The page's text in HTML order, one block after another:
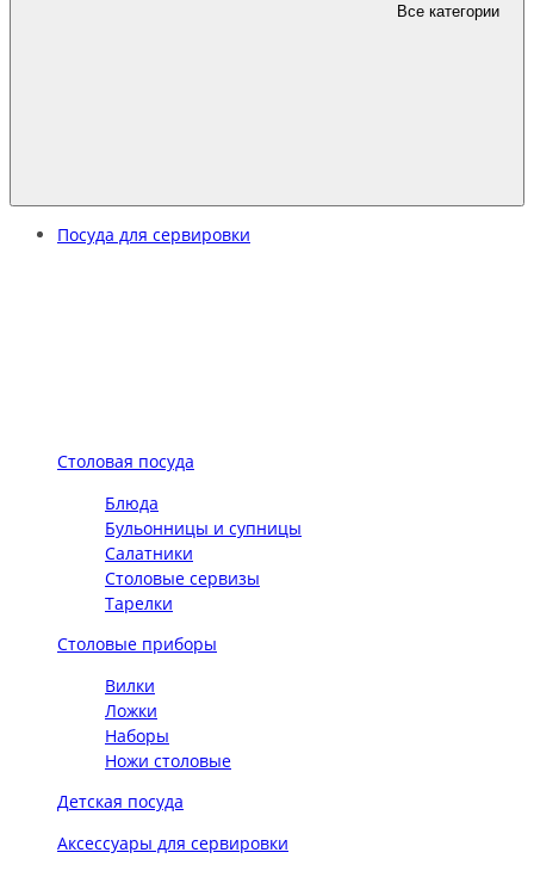
Все категории
Посуда для сервировки
Столовая посуда
Блюда
Бульонницы и супницы
Салатники
Столовые сервизы
Тарелки
Столовые приборы
Вилки
Ложки
Наборы
Ножи столовые
Детская посуда
Аксессуары для сервировки